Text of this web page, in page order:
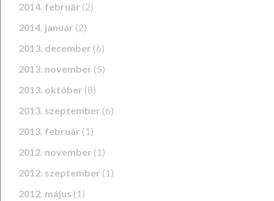
2014. február (2)
2014. január (2)
2013. december (6)
2013. november (5)
2013. október (8)
2013. szeptember (6)
2013. február (1)
2012. november (1)
2012. szeptember (1)
2012. május (1)